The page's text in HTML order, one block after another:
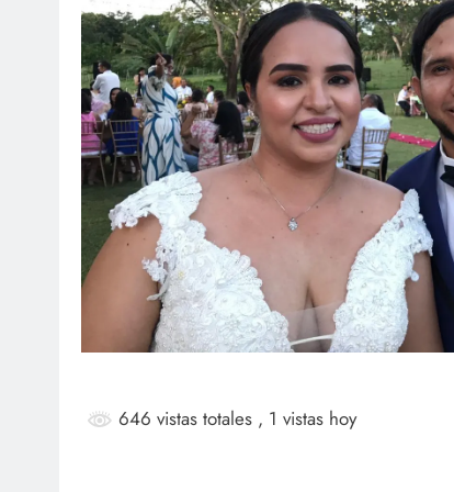
646 vistas totales , 1 vistas hoy
SOCIALES
¡Feliz cumpleaños para doña
Marta Luz López!
junio 27, 2026